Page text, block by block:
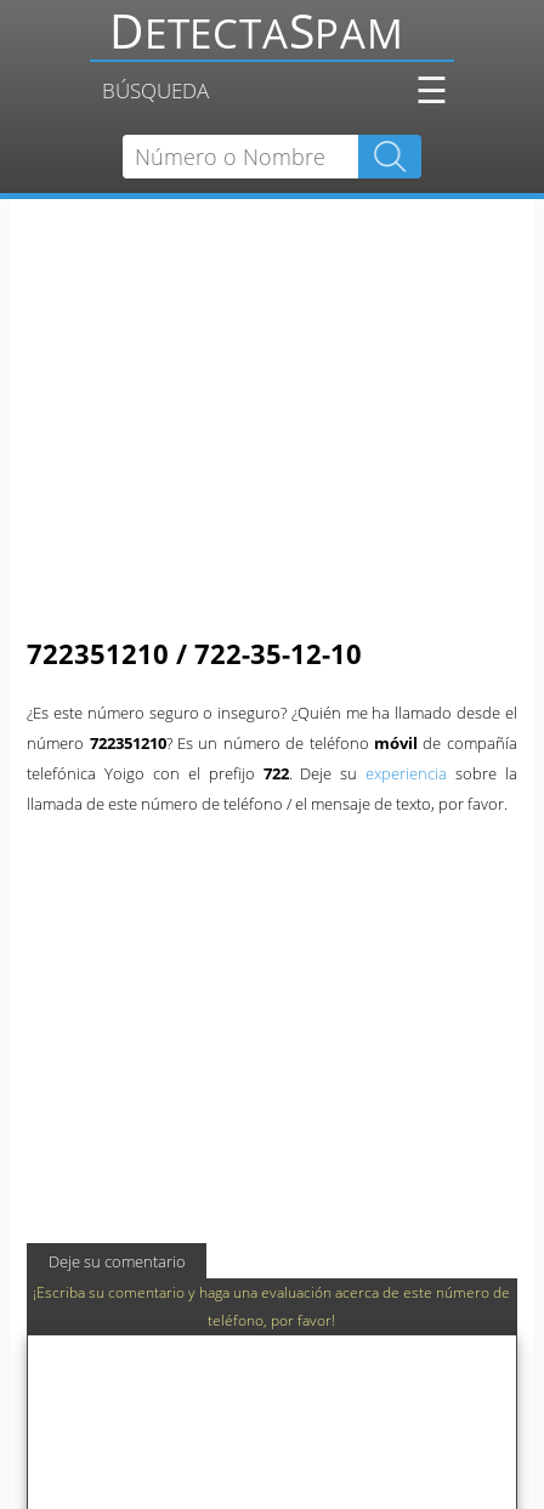
BÚSQUEDA ☰
722351210 / 722-35-12-10
¿Es este número seguro o inseguro? ¿Quién me ha llamado desde el
número 722351210? Es un número de teléfono móvil de compañía
telefónica Yoigo con el prefijo 722. Deje su experiencia sobre la
llamada de este número de teléfono / el mensaje de texto, por favor.
Deje su comentario
¡Escriba su comentario y haga una evaluación acerca de este número de
teléfono, por favor!